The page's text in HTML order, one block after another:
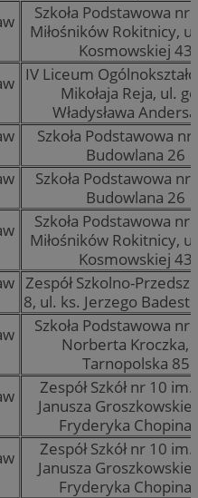
Szkoła Podstawowa nr
Miłośników Rokitnicy,
Kosmowskiej 43
IV Liceum
Mikołaja Reja, ul.
Władysława
Szkoła Podstawowa
Budowlana 26
Szkoła Podstawowa nr
Budowlana 26
Szkoła Podstawowa nr
Miłośników Rokitnicy,
Kosmowskiej 43
Zespół Szkolno-
8, ul. ks. Jerzego
Szkoła Podstawowa nr
Norberta Kroczka,
Tarnopolska 85
Zespół Szkół nr 10
Janusza
Fryderyka Chopina
Zespół Szkół nr 10
Janusza
Fryderyka Chopina